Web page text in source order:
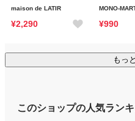
maison de LATIR
¥2,290
MONO-
¥990
もっ
このショップの人気ラン